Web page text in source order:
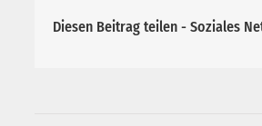
Diesen Beitrag teilen - Soziales